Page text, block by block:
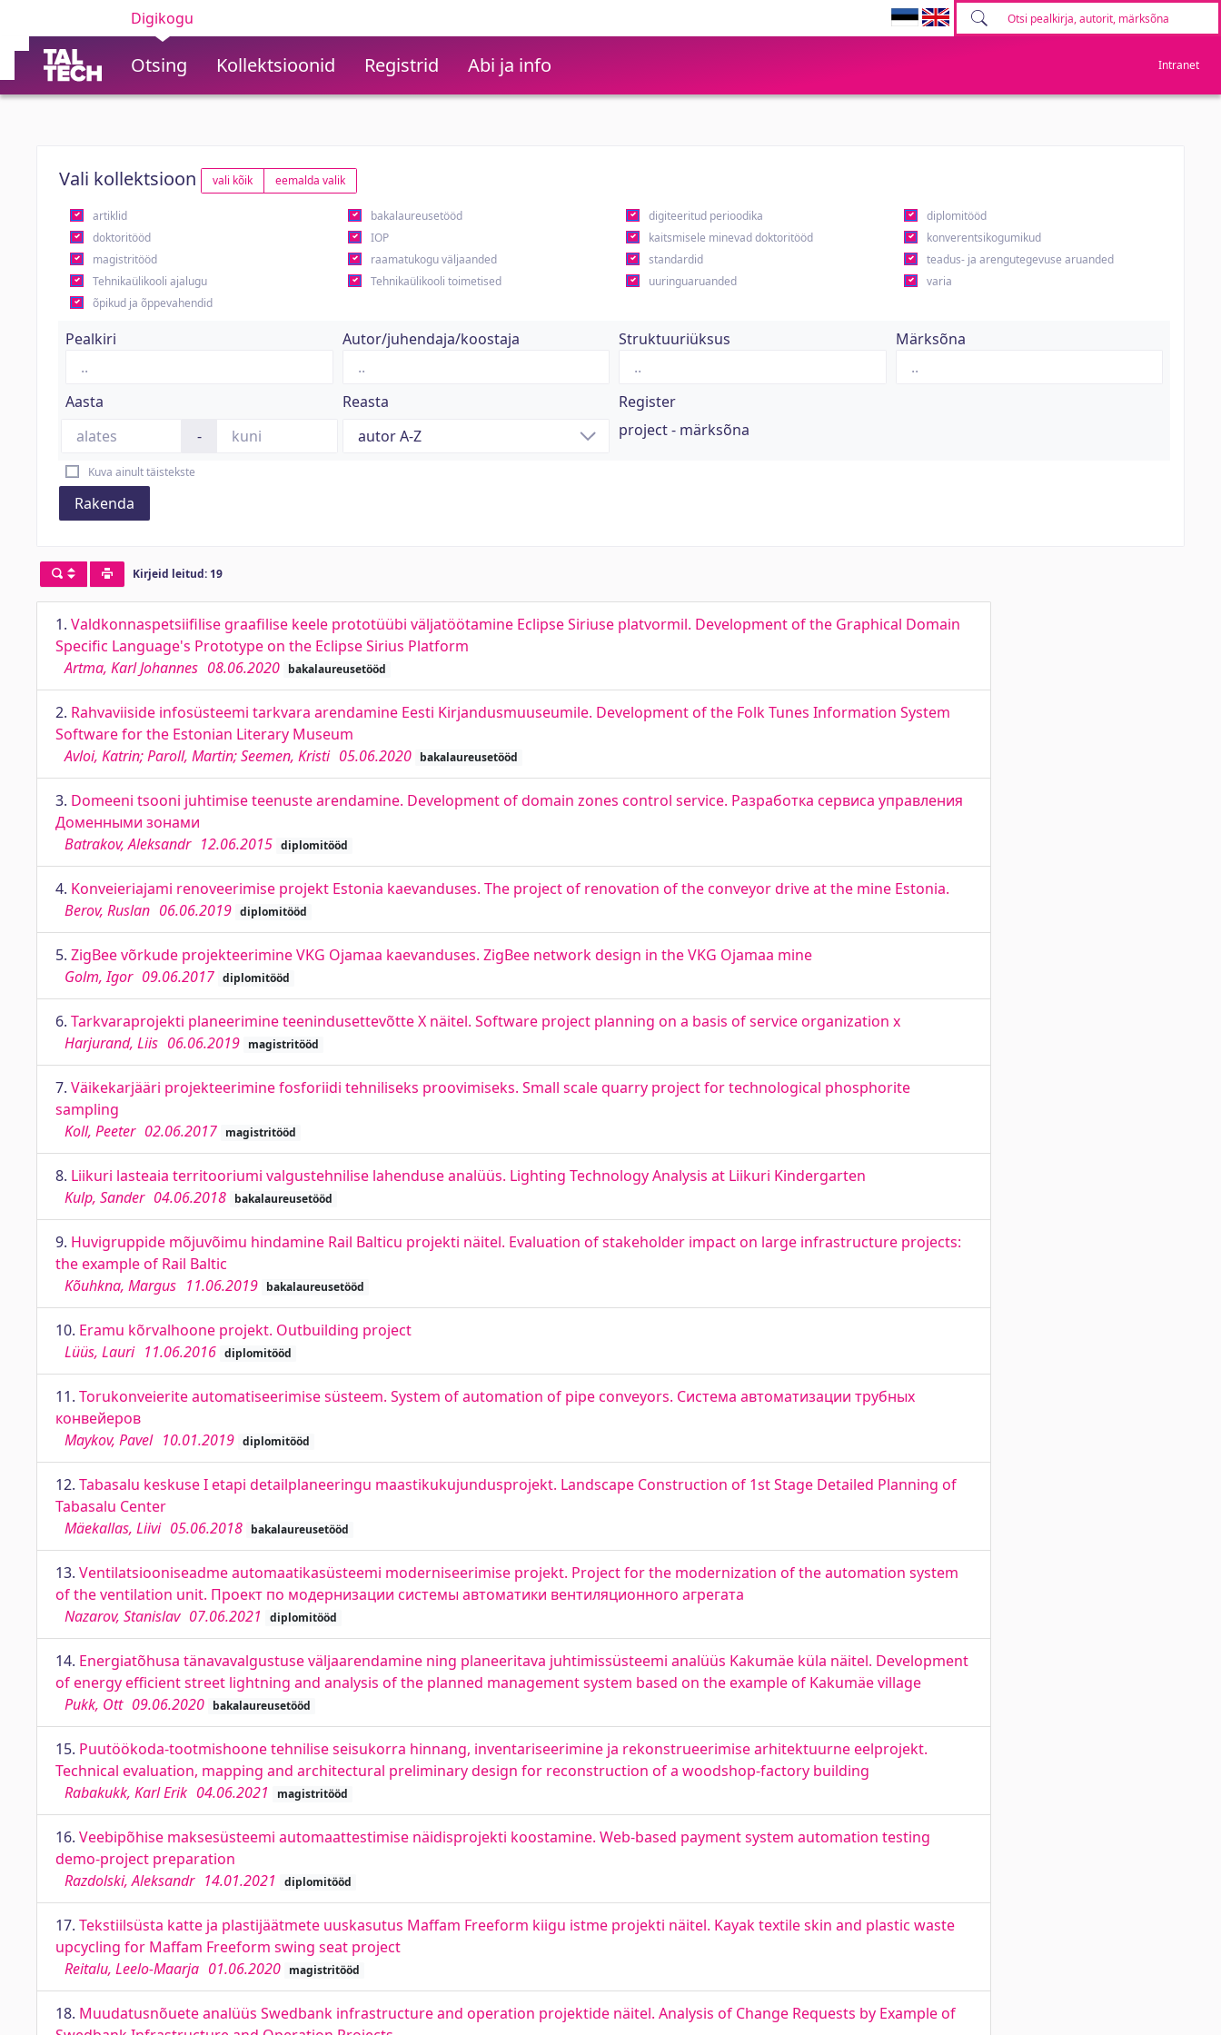
Digikogu
Otsing Kollektsioonid Registrid Abi ja info Intranet
Vali kollektsioon vali kõik eemalda valik
artiklid bakalaureusetööd digiteeritud perioodika
diplomitööd
doktoritööd
IOP kaitsmisele minevad doktoritööd
konverentsikogumikud
magistritööd
raamatukogu väljaanded standardid
teadus- ja arengutegevuse aruanded
Tehnikaülikooli ajalugu
Tehnikaülikooli toimetised uuringuaruanded
varia
õpikud ja õppevahendid
Pealkiri Autor/juhendaja/koostaja Struktuuriüksus Märksõna
Aasta
-
Reasta
Register
project - märksõna
Kuva ainult täistekste
Rakenda
Kirjeid leitud: 19
1. Valdkonnaspetsiifilise graafilise keele prototüübi väljatöötamine Eclipse Siriuse platvormil. Development of the Graphical Domain
Specific Language's Prototype on the Eclipse Sirius Platform
Artma, Karl Johannes 08.06.2020 bakalaureusetööd
2. Rahvaviiside infosüsteemi tarkvara arendamine Eesti Kirjandusmuuseumile. Development of the Folk Tunes Information System
Software for the Estonian Literary Museum
Avloi, Katrin; Paroll, Martin; Seemen, Kristi 05.06.2020 bakalaureusetööd
3. Domeeni tsooni juhtimise teenuste arendamine. Development of domain zones control service. Разработка сервиса управления
Доменными зонами
Batrakov, Aleksandr 12.06.2015 diplomitööd
4. Konveieriajami renoveerimise projekt Estonia kaevanduses. The project of renovation of the conveyor drive at the mine Estonia.
Berov, Ruslan 06.06.2019 diplomitööd
5. ZigBee võrkude projekteerimine VKG Ojamaa kaevanduses. ZigBee network design in the VKG Ojamaa mine
Golm, Igor 09.06.2017 diplomitööd
6. Tarkvaraprojekti planeerimine teenindusettevõtte X näitel. Software project planning on a basis of service organization x
Harjurand, Liis 06.06.2019 magistritööd
7. Väikekarjääri projekteerimine fosforiidi tehniliseks proovimiseks. Small scale quarry project for technological phosphorite
sampling
Koll, Peeter 02.06.2017 magistritööd
8. Liikuri lasteaia territooriumi valgustehnilise lahenduse analüüs. Lighting Technology Analysis at Liikuri Kindergarten
Kulp, Sander 04.06.2018 bakalaureusetööd
9. Huvigruppide mõjuvõimu hindamine Rail Balticu projekti näitel. Evaluation of stakeholder impact on large infrastructure projects:
the example of Rail Baltic
Kõuhkna, Margus 11.06.2019 bakalaureusetööd
10. Eramu kõrvalhoone projekt. Outbuilding project
Lüüs, Lauri 11.06.2016 diplomitööd
11. Torukonveierite automatiseerimise süsteem. System of automation of pipe conveyors. Система автоматизации трубных
конвейеров
Maykov, Pavel 10.01.2019 diplomitööd
12. Tabasalu keskuse I etapi detailplaneeringu maastikukujundusprojekt. Landscape Construction of 1st Stage Detailed Planning of
Tabasalu Center
Mäekallas, Liivi 05.06.2018 bakalaureusetööd
13. Ventilatsiooniseadme automaatikasüsteemi moderniseerimise projekt. Project for the modernization of the automation system
of the ventilation unit. Проект по модернизации системы автоматики вентиляционного агрегата
Nazarov, Stanislav 07.06.2021 diplomitööd
14. Energiatõhusa tänavavalgustuse väljaarendamine ning planeeritava juhtimissüsteemi analüüs Kakumäe küla näitel. Development
of energy efficient street lightning and analysis of the planned management system based on the example of Kakumäe village
Pukk, Ott 09.06.2020 bakalaureusetööd
15. Puutöökoda-tootmishoone tehnilise seisukorra hinnang, inventariseerimine ja rekonstrueerimise arhitektuurne eelprojekt.
Technical evaluation, mapping and architectural preliminary design for reconstruction of a woodshop-factory building
Rabakukk, Karl Erik 04.06.2021 magistritööd
16. Veebipõhise maksesüsteemi automaattestimise näidisprojekti koostamine. Web-based payment system automation testing
demo-project preparation
Razdolski, Aleksandr 14.01.2021 diplomitööd
17. Tekstiilsüsta katte ja plastijäätmete uuskasutus Maffam Freeform kiigu istme projekti näitel. Kayak textile skin and plastic waste
upcycling for Maffam Freeform swing seat project
Reitalu, Leelo-Maarja 01.06.2020 magistritööd
18. Muudatusnõuete analüüs Swedbank infrastructure and operation projektide näitel. Analysis of Change Requests by Example of